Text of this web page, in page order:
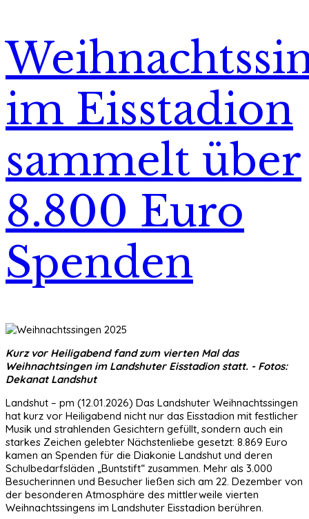
im Eisstadion
sammelt über
8.800 Euro
Spenden
Kurz vor Heiligabend fand zum vierten Mal das
Weihnachtsingen im Landshuter Eisstadion statt. - Fotos:
Dekanat Landshut
Landshut – pm (12.01.2026) Das Landshuter Weihnachtssingen
hat kurz vor Heiligabend nicht nur das Eisstadion mit festlicher
Musik und strahlenden Gesichtern gefüllt, sondern auch ein
starkes Zeichen gelebter Nächstenliebe gesetzt: 8.869 Euro
kamen an Spenden für die Diakonie Landshut und deren
Schulbedarfsläden „Buntstift“ zusammen. Mehr als 3.000
Besucherinnen und Besucher ließen sich am 22. Dezember von
der besonderen Atmosphäre des mittlerweile vierten
Weihnachtssingens im Landshuter Eisstadion berühren.